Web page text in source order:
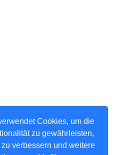
Cookies, um die
zu gewährleisten,
verbessern und weitere